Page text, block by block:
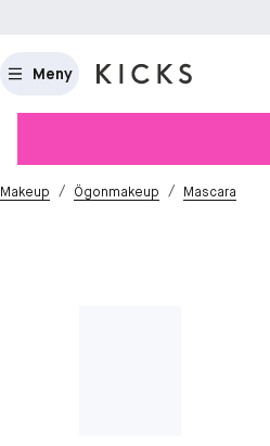
Meny
Makeup / Ögonmakeup / Mascara